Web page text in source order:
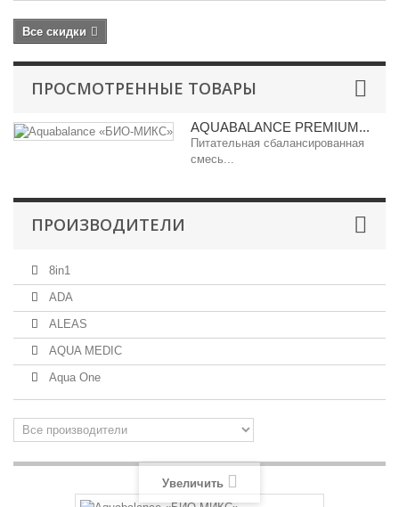
Все скидки
ПРОСМОТРЕННЫЕ ТОВАРЫ
AQUABALANCE PREMIUM...
Питательная сбалансированная
смесь...
ПРОИЗВОДИТЕЛИ
8in1
ADA
ALEAS
AQUA MEDIC
Aqua One
Увеличить